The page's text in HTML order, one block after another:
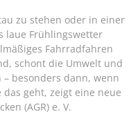
zu stehen oder in einer
laue Frühlingswetter
Fahrradfahren
schont die Umwelt und
besonders dann, wenn
geht, zeigt eine neue
(AGR) e. V.